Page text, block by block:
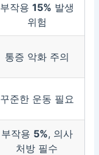
부작용 15% 발생
위험
통증 악화 주의
꾸준한 운동 필요
부작용 5%, 의사
처방 필수